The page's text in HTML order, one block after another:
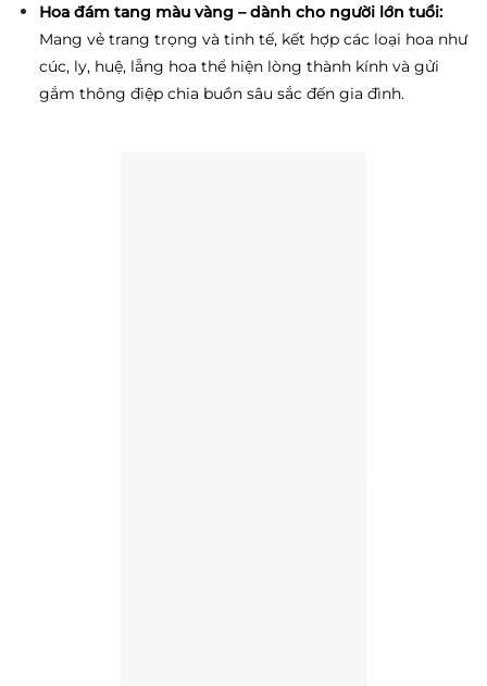
Hoa đám tang màu vàng – dành cho người lớn tuổi:
Mang vẻ trang trọng và tinh tế, kết hợp các loại hoa như
cúc, ly, huệ, lẵng hoa thể hiện lòng thành kính và gửi
gắm thông điệp chia buồn sâu sắc đến gia đình.